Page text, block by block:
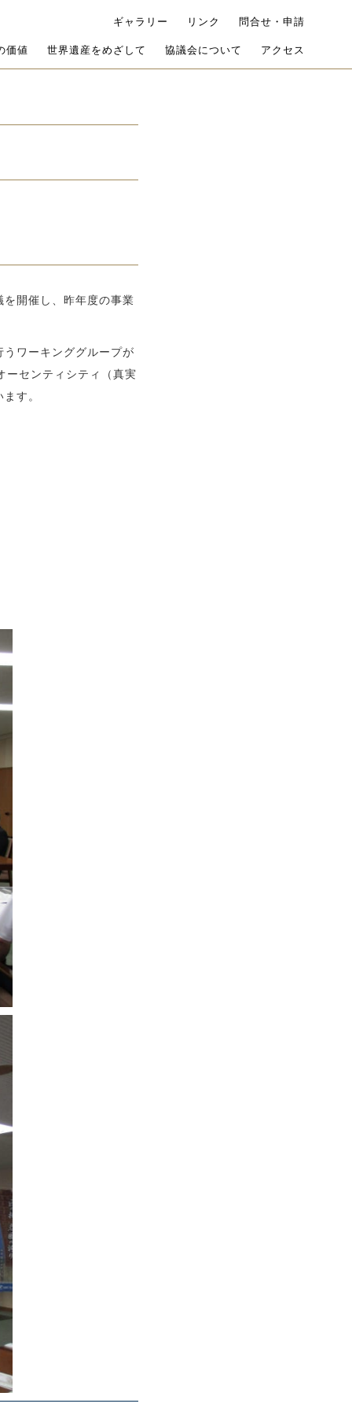
ギャラリー リンク 問合せ・申請
価値 世界遺産をめざして 協議会について アクセス
開催し、昨年度の事業
ワーキンググループが
ーセンティシティ（真実
す。